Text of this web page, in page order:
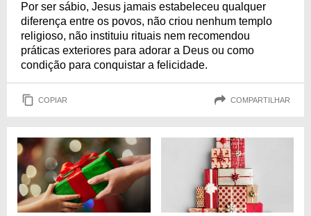
Por ser sábio, Jesus jamais estabeleceu qualquer
diferença entre os povos, não criou nenhum templo
religioso, não instituiu rituais nem recomendou
práticas exteriores para adorar a Deus ou como
condição para conquistar a felicidade.
COPIAR COMPARTILHAR